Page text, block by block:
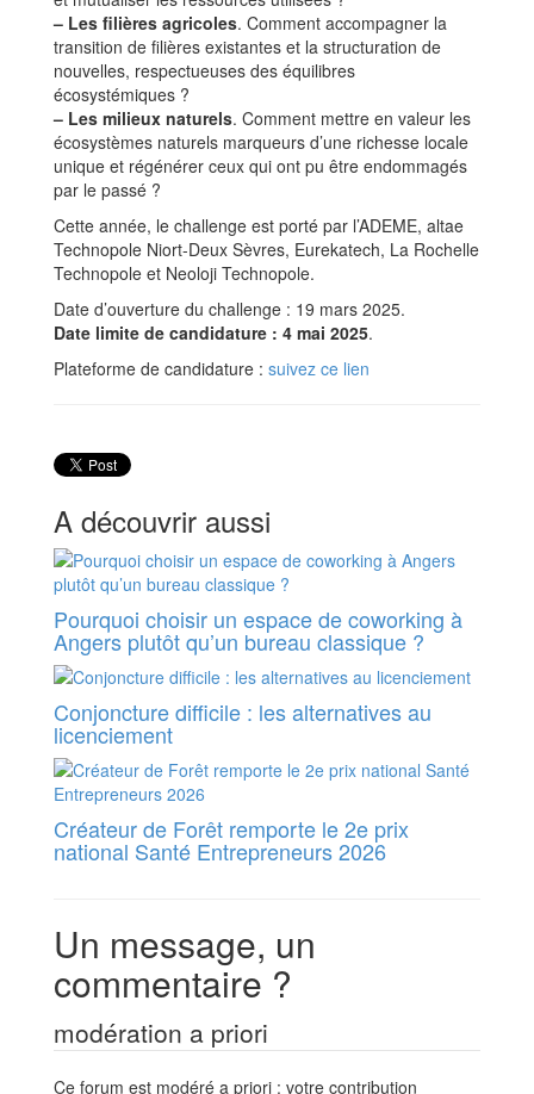
– Les filières agricoles. Comment accompagner la
transition de filières existantes et la structuration de
nouvelles, respectueuses des équilibres
écosystémiques ?
– Les milieux naturels. Comment mettre en valeur les
écosystèmes naturels marqueurs d’une richesse locale
unique et régénérer ceux qui ont pu être endommagés
par le passé ?
Cette année, le challenge est porté par l’ADEME, altae
Technopole Niort-Deux Sèvres, Eurekatech, La Rochelle
Technopole et Neoloji Technopole.
Date d’ouverture du challenge : 19 mars 2025.
Date limite de candidature : 4 mai 2025.
Plateforme de candidature : suivez ce lien
A découvrir aussi
Pourquoi choisir un espace de coworking à
Angers plutôt qu’un bureau classique ?
Conjoncture difficile : les alternatives au
licenciement
Créateur de Forêt remporte le 2e prix
national Santé Entrepreneurs 2026
Un message, un
commentaire ?
modération a priori
Ce forum est modéré a priori : votre contribution